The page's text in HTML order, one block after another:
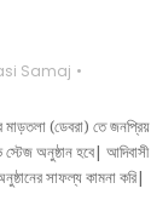
Samaj
(ডেবরা) তে জনপ্রিয়
অনুষ্ঠান হবে| আদিবাসী
সাফল্য কামনা করি|